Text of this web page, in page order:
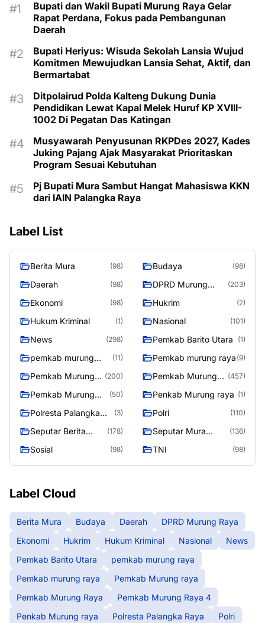
Bupati dan Wakil Bupati Murung Raya Gelar
Rapat Perdana, Fokus pada Pembangunan
Daerah
Bupati Heriyus: Wisuda Sekolah Lansia Wujud
Komitmen Mewujudkan Lansia Sehat, Aktif, dan
Bermartabat
Ditpolairud Polda Kalteng Dukung Dunia
Pendidikan Lewat Kapal Melek Huruf KP XVIII-
1002 Di Pegatan Das Katingan
Musyawarah Penyusunan RKPDes 2027, Kades
Juking Pajang Ajak Masyarakat Prioritaskan
Program Sesuai Kebutuhan
Pj Bupati Mura Sambut Hangat Mahasiswa KKN
dari IAIN Palangka Raya
Label List
Berita Mura (98) Budaya (98)
Daerah (98)
DPRD Murung
(203)
Ekonomi (98) Hukrim (2)
Hukum Kriminal (1) Nasional (101)
News (298) Pemkab Barito Utara (1)
pemkab murung
(11) Pemkab murung raya (9)
Pemkab Murung
(200)
Pemkab Murung
(457)
Pemkab Murung
(50) Penkab Murung raya (1)
Polresta Palangka
(3) Polri (110)
Seputar Berita
(178)
Seputar Mura
(136)
Sosial (98) TNI (98)
Label Cloud
Berita Mura Budaya Daerah
DPRD Murung Raya
Ekonomi
Hukrim Hukum Kriminal Nasional
News
Pemkab Barito Utara
pemkab murung raya
Pemkab murung raya
Pemkab Murung raya
Pemkab Murung Raya
Pemkab Murung Raya 4
Penkab Murung raya
Polresta Palangka Raya
Polri